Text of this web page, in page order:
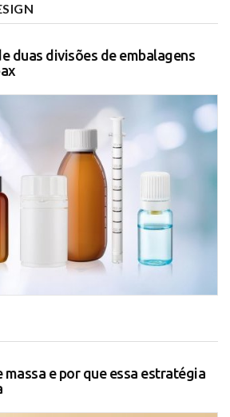
duas divisões de embalagens
massa e por que essa estratégia